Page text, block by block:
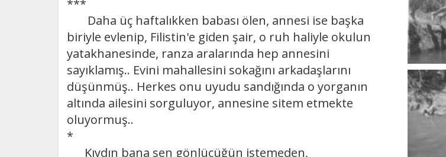
***
Daha üç haftalıkken babası ölen, annesi ise başka
biriyle evlenip, Filistin'e giden şair, o ruh haliyle okulun
yatakhanesinde, ranza aralarında hep annesini
sayıklamış.. Evini mahallesini sokağını arkadaşlarını
düşünmüş.. Herkes onu uyudu sandığında o yorganın
altında ailesini sorguluyor, annesine sitem etmekte
oluyormuş..
*
Kıydın bana sen gönlücüğün istemeden,